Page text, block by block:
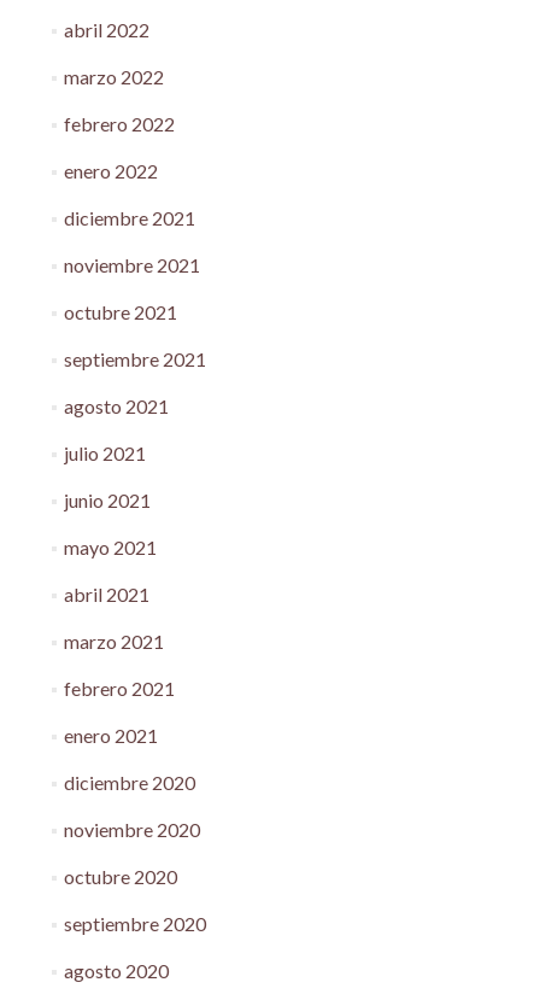
abril 2022
marzo 2022
febrero 2022
enero 2022
diciembre 2021
noviembre 2021
octubre 2021
septiembre 2021
agosto 2021
julio 2021
junio 2021
mayo 2021
abril 2021
marzo 2021
febrero 2021
enero 2021
diciembre 2020
noviembre 2020
octubre 2020
septiembre 2020
agosto 2020